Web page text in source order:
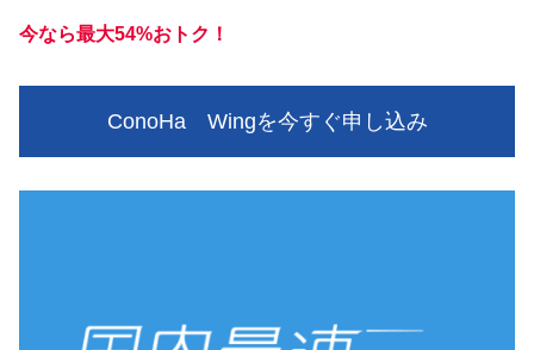
今なら最大54%おトク！
ConoHa Wingを今すぐ申し込み